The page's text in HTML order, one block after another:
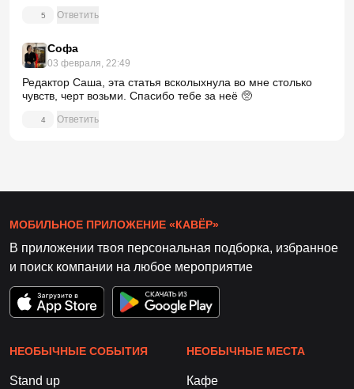
5 Ответить
Софа
03 февраля, 22:49
Редактор Саша, эта статья всколыхнула во мне столько
чувств, чeрт возьми. Спасибо тебе за неё 🥺
4 Ответить
МОБИЛЬНОЕ ПРИЛОЖЕНИЕ «КАВЁР»
В приложении твоя персональная подборка, избранное
и поиск компании на любое мероприятие
НЕОБЫЧНЫЕ СОБЫТИЯ
Stand up
НЕОБЫЧНЫЕ МЕСТА
Кафе